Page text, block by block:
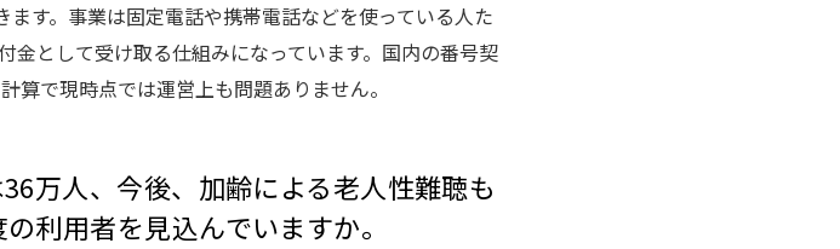
す。事業は固定電話や携帯電話などを使っている人た
金として受け取る仕組みになっています。国内の番号契
で現時点では運営上も問題ありません。
万人、今後、加齢による老人性難聴も
利用者を見込んでいますか。